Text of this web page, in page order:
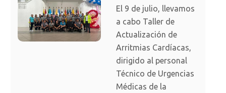
El 9 de julio, llevamos
a cabo Taller de
Actualización de
Arritmias Cardíacas,
dirigido al personal
Técnico de Urgencias
Médicas de la